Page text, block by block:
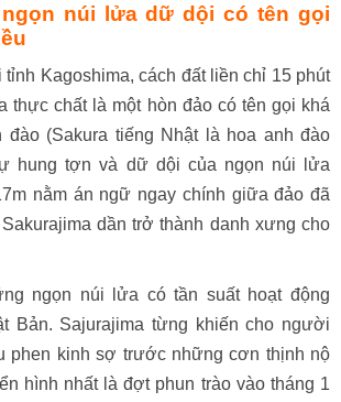
ngọn núi lửa dữ dội có tên gọi
Kagoshima, cách đất liền chỉ 15 phút
thực chất là một hòn đảo có tên gọi khá
đào (Sakura tiếng Nhật là hoa anh đào
hung tợn và dữ dội của ngọn núi lửa
nằm án ngữ ngay chính giữa đảo đã
dần trở thành danh xưng cho
ngọn núi lửa có tần suất hoạt động
Bản. Sajurajima từng khiến cho người
phen kinh sợ trước những cơn thịnh nộ
hình nhất là đợt phun trào vào tháng 1